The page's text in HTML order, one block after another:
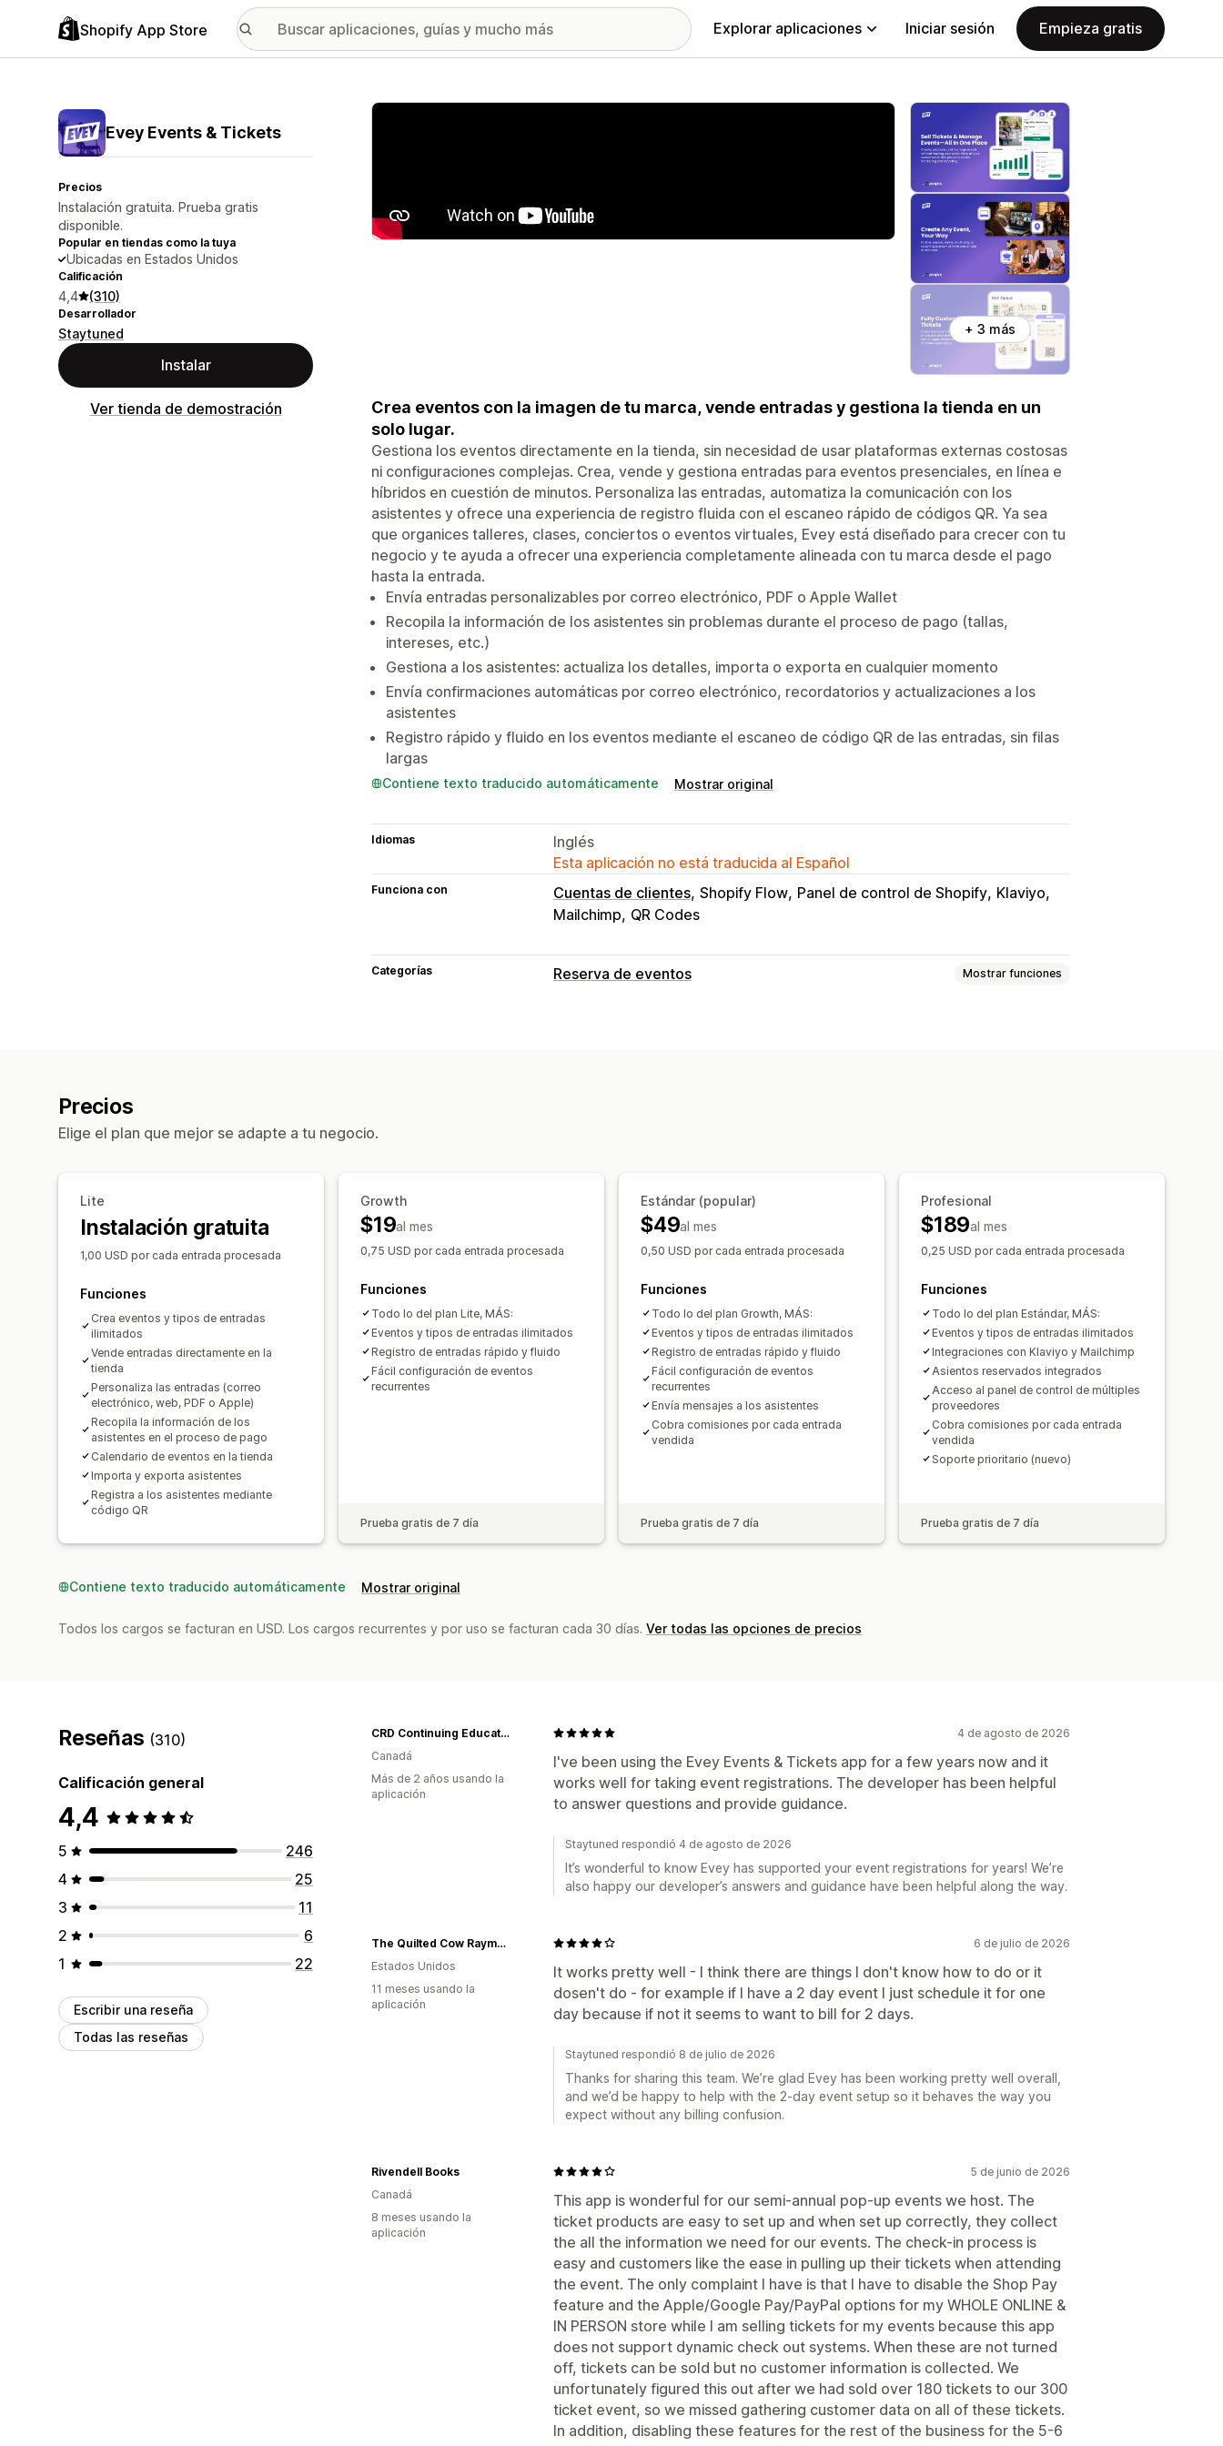
Shopify App Store Explorar aplicaciones Iniciar sesión Empieza gratis
Evey Events & Tickets
Precios
Instalación gratuita. Prueba gratis
disponible.
Popular en tiendas como la tuya
Ubicadas en Estados Unidos
Calificación
4,4 (310)
Desarrollador
Staytuned
Instalar
Ver tienda de demostración
Galería de imágenes destacadas
+ 3 más
Crea eventos con la imagen de tu marca, vende entradas y gestiona la tienda en un
solo lugar.
Gestiona los eventos directamente en la tienda, sin necesidad de usar plataformas externas costosas
ni configuraciones complejas. Crea, vende y gestiona entradas para eventos presenciales, en línea e
híbridos en cuestión de minutos. Personaliza las entradas, automatiza la comunicación con los
asistentes y ofrece una experiencia de registro fluida con el escaneo rápido de códigos QR. Ya sea
que organices talleres, clases, conciertos o eventos virtuales, Evey está diseñado para crecer con tu
negocio y te ayuda a ofrecer una experiencia completamente alineada con tu marca desde el pago
hasta la entrada.
Envía entradas personalizables por correo electrónico, PDF o Apple Wallet
Recopila la información de los asistentes sin problemas durante el proceso de pago (tallas,
intereses, etc.)
Gestiona a los asistentes: actualiza los detalles, importa o exporta en cualquier momento
Envía confirmaciones automáticas por correo electrónico, recordatorios y actualizaciones a los
asistentes
Registro rápido y fluido en los eventos mediante el escaneo de código QR de las entradas, sin filas
largas
Contiene texto traducido automáticamente Mostrar original
Idiomas
Inglés
Esta aplicación no está traducida al Español
Funciona con Cuentas de clientes Shopify Flow Panel de control de Shopify Klaviyo
Mailchimp QR Codes
Categorías Reserva de eventos Mostrar funciones
Venta de tickets
Actualizaciones en tiempo real
Notificaciones de correo electrónico
Múltiples idiomas
Múltiples sucursales
Gestión de personal
Personalización
Páginas de reserva Widget de calendario
Tickets personalizados
Formularios personalizados Notificaciones personalizadas
Promoción de marca
CSS personalizado
Precios
Elige el plan que mejor se adapte a tu negocio.
Lite
Instalación gratuita
1,00 USD por cada entrada procesada
Funciones
Crea eventos y tipos de entradas
ilimitados
Vende entradas directamente en la
tienda
Personaliza las entradas (correo
electrónico, web, PDF o Apple)
Recopila la información de los
asistentes en el proceso de pago
Calendario de eventos en la tienda
Importa y exporta asistentes
Registra a los asistentes mediante
código QR
Growth
$19al mes
0,75 USD por cada entrada procesada
Funciones
Todo lo del plan Lite, MÁS:
Eventos y tipos de entradas ilimitados
Registro de entradas rápido y fluido
Fácil configuración de eventos
recurrentes
Prueba gratis de 7 día
Estándar (popular)
$49al mes
0,50 USD por cada entrada procesada
Funciones
Todo lo del plan Growth, MÁS:
Eventos y tipos de entradas ilimitados
Registro de entradas rápido y fluido
Fácil configuración de eventos
recurrentes
Envía mensajes a los asistentes
Cobra comisiones por cada entrada
vendida
Prueba gratis de 7 día
Profesional
$189al mes
0,25 USD por cada entrada procesada
Funciones
Todo lo del plan Estándar, MÁS:
Eventos y tipos de entradas ilimitados
Integraciones con Klaviyo y Mailchimp
Asientos reservados integrados
Acceso al panel de control de múltiples
proveedores
Cobra comisiones por cada entrada
vendida
Soporte prioritario (nuevo)
Prueba gratis de 7 día
Contiene texto traducido automáticamente Mostrar original
Todos los cargos se facturan en USD. Los cargos recurrentes y por uso se facturan cada 30 días. Ver todas las opciones de precios
Reseñas (310)
Calificación general
4,4
5
246
4
25
3
11
2
6
1
22
Escribir una reseña
Todas las reseñas
4 de agosto de 2026
I've been using the Evey Events & Tickets app for a few years now and it
works well for taking event registrations. The developer has been helpful
to answer questions and provide guidance.
CRD Continuing Education
Canadá
Más de 2 años usando la
aplicación
Staytuned respondió 4 de agosto de 2026
It’s wonderful to know Evey has supported your event registrations for years! We’re
also happy our developer’s answers and guidance have been helpful along the way.
6 de julio de 2026
It works pretty well - I think there are things I don't know how to do or it
dosen't do - for example if I have a 2 day event I just schedule it for one
day because if not it seems to want to bill for 2 days.
The Quilted Cow Raymore
Estados Unidos
11 meses usando la
aplicación
Staytuned respondió 8 de julio de 2026
Thanks for sharing this team. We’re glad Evey has been working pretty well overall,
and we’d be happy to help with the 2-day event setup so it behaves the way you
expect without any billing confusion.
5 de junio de 2026
This app is wonderful for our semi-annual pop-up events we host. The
ticket products are easy to set up and when set up correctly, they collect
the all the information we need for our events. The check-in process is
easy and customers like the ease in pulling up their tickets when attending
the event. The only complaint I have is that I have to disable the Shop Pay
feature and the Apple/Google Pay/PayPal options for my WHOLE ONLINE &
IN PERSON store while I am selling tickets for my events because this app
does not support dynamic check out systems. When these are not turned
off, tickets can be sold but no customer information is collected. We
unfortunately figured this out after we had sold over 180 tickets to our 300
ticket event, so we missed gathering customer data on all of these tickets.
In addition, disabling these features for the rest of the business for the 5-6
Rivendell Books
Canadá
8 meses usando la
aplicación